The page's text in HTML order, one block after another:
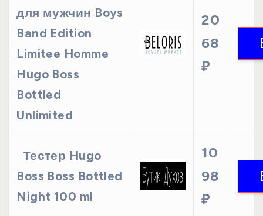
для мужчин Boys
Band Edition
Limitee Homme
Hugo Boss
Bottled
Unlimited
20
68
₽
Тестер Hugo
Boss Boss Bottled
Night 100 ml
10
98
₽